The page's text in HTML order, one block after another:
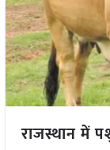
राजस्थान में